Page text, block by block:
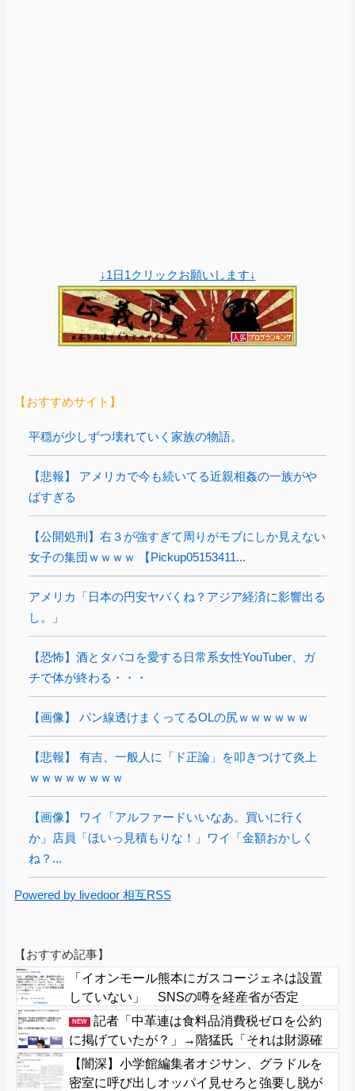
↓1日1クリックお願いします↓
【おすすめサイト】
平穏が少しずつ壊れていく家族の物語。
【悲報】 アメリカで今も続いてる近親相姦の一族がや
ばすぎる
【公開処刑】右３が強すぎて周りがモブにしか見えない
女子の集団ｗｗｗｗ 【Pickup05153411...
アメリカ「日本の円安ヤバくね？アジア経済に影響出る
し。」
【恐怖】酒とタバコを愛する日常系女性YouTuber、ガ
チで体が終わる・・・
【画像】 パン線透けまくってるOLの尻ｗｗｗｗｗｗ
【悲報】 有吉、一般人に「ド正論」を叩きつけて炎上
ｗｗｗｗｗｗｗｗ
【画像】 ワイ「アルファードいいなあ。買いに行く
か」店員「ほいっ見積もりな！」ワイ「金額おかしく
ね？...
Powered by livedoor 相互RSS
【おすすめ記事】
「イオンモール熊本にガスコージェネは設置
していない」 SNSの噂を経産省が否定
NEW
記者「中革連は食料品消費税ゼロを公約
に掲げていたが？」→階猛氏「それは財源確
保という条件付き」
【闇深】小学館編集者オジサン、グラドルを
密室に呼び出しオッパイ見せろと強要し脱が